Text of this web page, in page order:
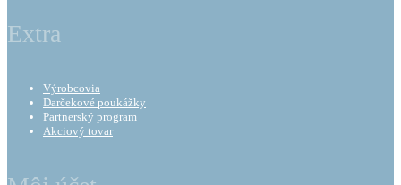
Extra
Výrobcovia
Darčekové poukážky
Partnerský program
Akciový tovar